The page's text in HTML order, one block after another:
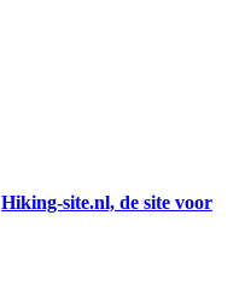
Hiking-site.nl, de site voor